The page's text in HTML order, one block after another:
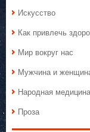
Искусство
Как привлечь
Мир вокруг нас
Мужчина и
Народная медицина
Проза